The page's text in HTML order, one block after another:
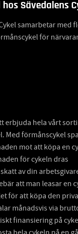
Sävedalens
samarbetar med
för
erbjuda hela vårt
Med förmånscykel
mot att köpa en
för cykeln dras
av din
att man leasar en
för att köpa den
månadsvis via
finansiering på